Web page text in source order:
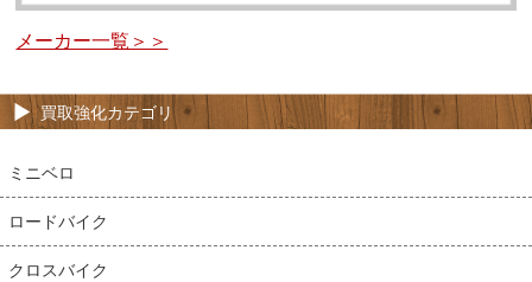
メーカー一覧＞＞
買取強化カテゴリ
ミニベロ
ロードバイク
クロスバイク